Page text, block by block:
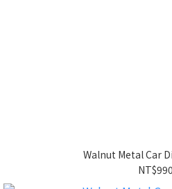
Walnut Metal Car
NT$990